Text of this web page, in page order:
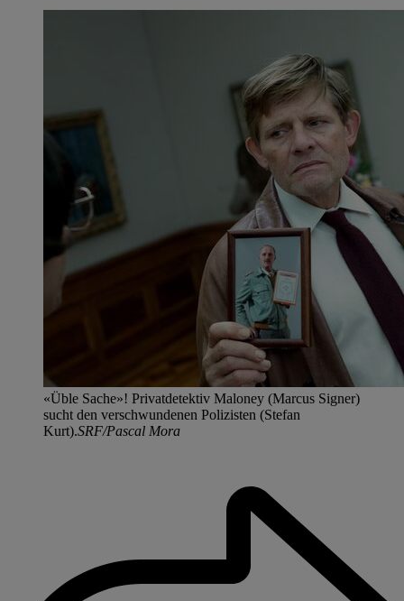
«Üble Sache»! Privatdetektiv Maloney (Marcus Signer)
sucht den verschwundenen Polizisten (Stefan
Kurt).SRF/Pascal Mora